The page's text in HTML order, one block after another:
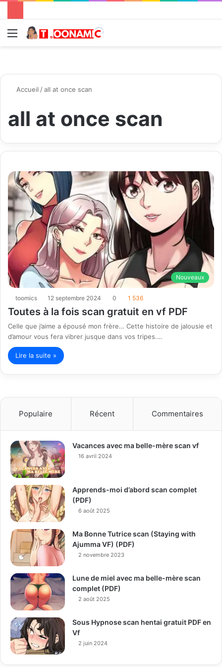
Menu
Accueil /all at once scan
all at once scan
Nouveaux
toomics 12 septembre 2024 0 1 536
Toutes à la fois scan gratuit en vf PDF
Celle que j’aime a épousé mon frère… Cette histoire de jalousie et
d’amour vous fera vibrer jusque dans vos tripes.…
Lire la suite »
Populaire Récent Commentaires
Vacances avec ma belle-mère scan vf
16 avril 2024
Apprends-moi d’abord scan complet
(PDF)
6 août 2025
Ma Bonne Tutrice scan (Staying with
Ajumma VF) (PDF)
2 novembre 2023
Lune de miel avec ma belle-mère scan
complet (PDF)
2 août 2025
Sous Hypnose scan hentai gratuit PDF en
Vf
2 juin 2024